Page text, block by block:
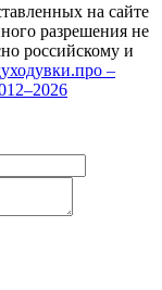
на сайте
разрешения не
российскому и
–